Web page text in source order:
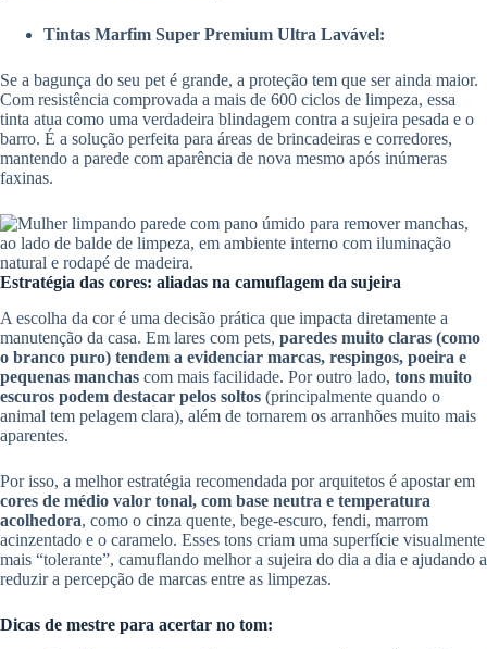
Tintas Marfim Super Premium Ultra Lavável:
Se a bagunça do seu pet é grande, a proteção tem que ser ainda maior.
Com resistência comprovada a mais de 600 ciclos de limpeza, essa
tinta atua como uma verdadeira blindagem contra a sujeira pesada e o
barro. É a solução perfeita para áreas de brincadeiras e corredores,
mantendo a parede com aparência de nova mesmo após inúmeras
faxinas.
Estratégia das cores: aliadas na camuflagem da sujeira
A escolha da cor é uma decisão prática que impacta diretamente a
manutenção da casa. Em lares com pets, paredes muito claras (como
o branco puro) tendem a evidenciar marcas, respingos, poeira e
pequenas manchas com mais facilidade. Por outro lado, tons muito
escuros podem destacar pelos soltos (principalmente quando o
animal tem pelagem clara), além de tornarem os arranhões muito mais
aparentes.
Por isso, a melhor estratégia recomendada por arquitetos é apostar em
cores de médio valor tonal, com base neutra e temperatura
acolhedora, como o cinza quente, bege-escuro, fendi, marrom
acinzentado e o caramelo. Esses tons criam uma superfície visualmente
mais “tolerante”, camuflando melhor a sujeira do dia a dia e ajudando a
reduzir a percepção de marcas entre as limpezas.
Dicas de mestre para acertar no tom: